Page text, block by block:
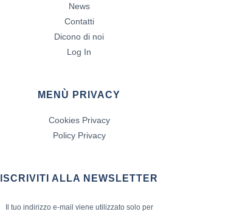
News
Contatti
Dicono di noi
Log In
MENÙ PRIVACY
Cookies Privacy
Policy Privacy
ISCRIVITI ALLA NEWSLETTER
Il tuo indirizzo e-mail viene utilizzato solo per